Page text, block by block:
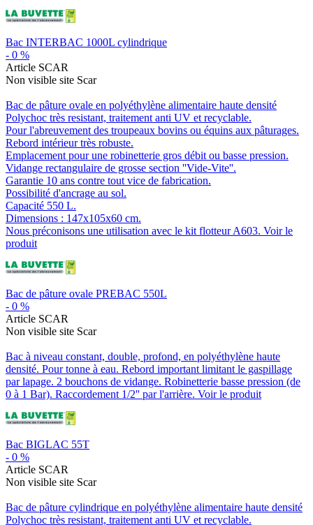
Bac INTERBAC 1000L cylindrique
- 0 %
Article SCAR
Non visible site Scar
Bac de pâture ovale en polyéthylène alimentaire haute densité
Polychoc très resistant, traitement anti UV et recyclable.
Pour l'abreuvement des troupeaux bovins ou équins aux pâturages.
Rebord intérieur très robuste.
Emplacement pour une robinetterie gros débit ou basse pression.
Vidange rectangulaire de grosse section ''Vide-Vite''.
Garantie 10 ans contre tout vice de fabrication.
Possibilité d'ancrage au sol.
Capacité 550 L.
Dimensions : 147x105x60 cm.
Nous préconisons une utilisation avec le kit flotteur A603. Voir le
produit
Bac de pâture ovale PREBAC 550L
- 0 %
Article SCAR
Non visible site Scar
Bac à niveau constant, double, profond, en polyéthylène haute
densité. Pour tonne à eau. Rebord important limitant le gaspillage
par lapage. 2 bouchons de vidange. Robinetterie basse pression (de
0 à 1 Bar). Raccordement 1/2'' par l'arrière. Voir le produit
Bac BIGLAC 55T
- 0 %
Article SCAR
Non visible site Scar
Bac de pâture cylindrique en polyéthylène alimentaire haute densité
Polychoc très resistant, traitement anti UV et recyclable.